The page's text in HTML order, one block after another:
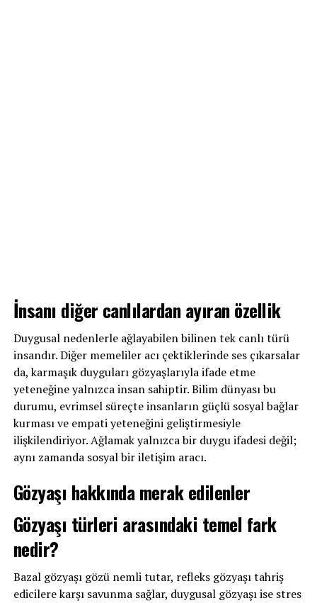
İnsanı diğer canlılardan ayıran özellik
Duygusal nedenlerle ağlayabilen bilinen tek canlı türü
insandır. Diğer memeliler acı çektiklerinde ses çıkarsalar
da, karmaşık duyguları gözyaşlarıyla ifade etme
yeteneğine yalnızca insan sahiptir. Bilim dünyası bu
durumu, evrimsel süreçte insanların güçlü sosyal bağlar
kurması ve empati yeteneğini geliştirmesiyle
ilişkilendiriyor. Ağlamak yalnızca bir duygu ifadesi değil;
aynı zamanda sosyal bir iletişim aracı.
Gözyaşı hakkında merak edilenler
Gözyaşı türleri arasındaki temel fark
nedir?
Bazal gözyaşı gözü nemli tutar, refleks gözyaşı tahriş
edicilere karşı savunma sağlar, duygusal gözyaşı ise stres